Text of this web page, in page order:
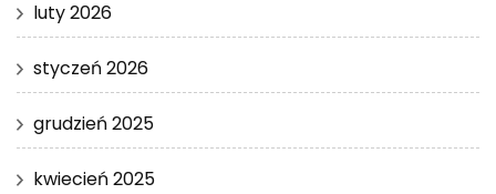
luty 2026
styczeń 2026
grudzień 2025
kwiecień 2025